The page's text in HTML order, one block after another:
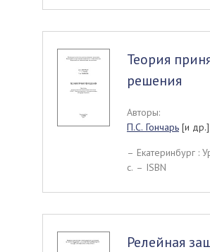
Теория
решения
Авторы:
П.С. Гончарь[и др.]
– Екатеринбург :
c. – ISBN
Релейная